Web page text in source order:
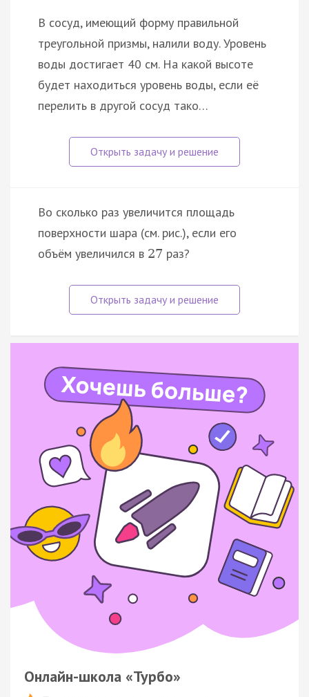
В сосуд, имеющий форму правильной
треугольной призмы, налили воду. Уровень
воды достигает 40 см. На какой высоте
будет находиться уровень воды, если её
перелить в другой сосуд тако…
Во сколько раз увеличится площадь
поверхности шара (см. рис.), если его
объём увеличился в 27 раз?
Онлайн-школа «Турбо»